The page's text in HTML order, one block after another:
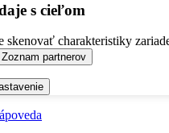
s cieľom
charakteristiky
Zoznam partnerov